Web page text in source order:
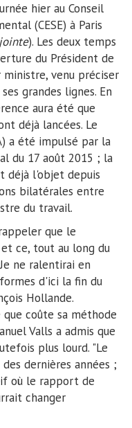
hier au Conseil
(CESE) à Paris
). Les deux temps
du Président de
venu préciser
grandes lignes. En
aura été que
déjà lancées. Le
a été impulsé par la
du 17 août 2015 ; la
déjà l'objet depuis
bilatérales entre
du travail.
que le
ce, tout au long du
ne ralentirai en
d'ici la fin du
Hollande.
que coûte sa méthode
Valls a admis que
plus lourd. "Le
dernières années ;
où le rapport de
changer